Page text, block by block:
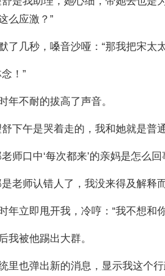
么应激？”
了几秒，嗓音沙哑：“那我把宋太
念！”
年不耐的拔高了声音。
舒下午是哭着走的，我和她就是普
老师口中‘每次都来’的亲妈是怎么回
是老师认错人了，我没来得及解释
年立即甩开我，冷哼：“我不想和
我被他踢出大群。
里也弹出新的消息，显示我这个行